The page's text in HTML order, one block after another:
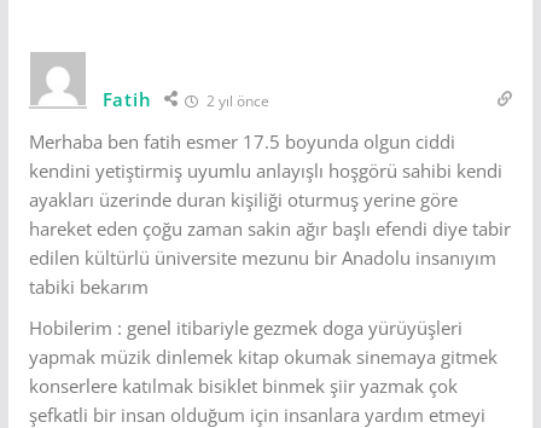
Fatih 2 yıl önce
Merhaba ben fatih esmer 17.5 boyunda olgun ciddi
kendini yetiştirmiş uyumlu anlayışlı hoşgörü sahibi kendi
ayakları üzerinde duran kişiliği oturmuş yerine göre
hareket eden çoğu zaman sakin ağır başlı efendi diye tabir
edilen kültürlü üniversite mezunu bir Anadolu insanıyım
tabiki bekarım
Hobilerim : genel itibariyle gezmek doga yürüyüşleri
yapmak müzik dinlemek kitap okumak sinemaya gitmek
konserlere katılmak bisiklet binmek şiir yazmak çok
şefkatli bir insan olduğum için insanlara yardım etmeyi